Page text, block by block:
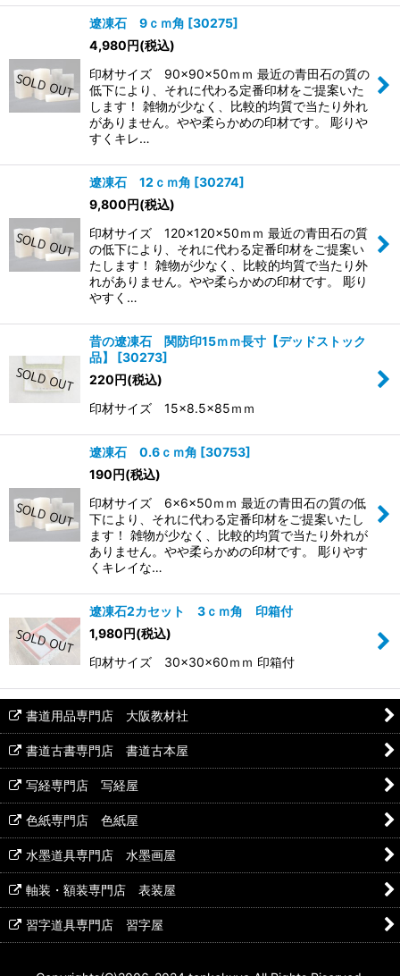
遼凍石 9ｃｍ角 [30275]
4,980円(税込)
印材サイズ 90×90×50ｍｍ 最近の青田石の質の
低下により、それに代わる定番印材をご提案いた
します！ 雑物が少なく、比較的均質で当たり外れ
がありません。やや柔らかめの印材です。 彫りや
すくキレ…
遼凍石 12ｃｍ角 [30274]
9,800円(税込)
印材サイズ 120×120×50ｍｍ 最近の青田石の質
の低下により、それに代わる定番印材をご提案い
たします！ 雑物が少なく、比較的均質で当たり外
れがありません。やや柔らかめの印材です。 彫り
やすく…
昔の遼凍石 関防印15ｍｍ長寸【デッドストック
品】
[30273]
220円(税込)
印材サイズ 15×8.5×85ｍｍ
遼凍石 0.6ｃｍ角 [30753]
190円(税込)
印材サイズ 6×6×50ｍｍ 最近の青田石の質の低
下により、それに代わる定番印材をご提案いたし
ます！ 雑物が少なく、比較的均質で当たり外れが
ありません。やや柔らかめの印材です。 彫りやす
くキレイな…
遼凍石2カセット 3ｃｍ角 印箱付
1,980円(税込)
印材サイズ 30×30×60ｍｍ 印箱付
書道用品専門店 大阪教材社
書道古書専門店 書道古本屋
写経専門店 写経屋
色紙専門店 色紙屋
水墨道具専門店 水墨画屋
軸装・額装専門店 表装屋
習字道具専門店 習字屋